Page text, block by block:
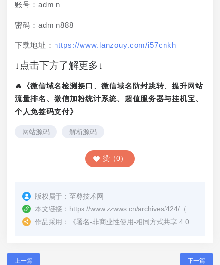
账号：admin
密码：admin888
下载地址： https://www.lanzouy.com/i57cnkh
↓点击下方了解更多↓
🔥《微信域名检测接口、微信域名防封跳转、提升网站
流量排名、微信加粉统计系统、超值服务器与挂机宝、
个人免签码支付》
网站源码 解析源码
赞（0）
版权属于： 至尊技术网
本文链接： https://www.zzwws.cn/archives/424/ （转载时请注明本文出处及文章链接）
作品采用：
《署名-非商业性使用-相同方式共享 4.0 国际 (CC BY-NC-SA 4.0)
上一篇 下一篇